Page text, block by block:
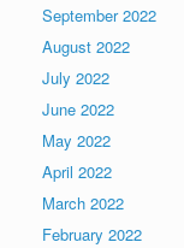
September 2022
August 2022
July 2022
June 2022
May 2022
April 2022
March 2022
February 2022